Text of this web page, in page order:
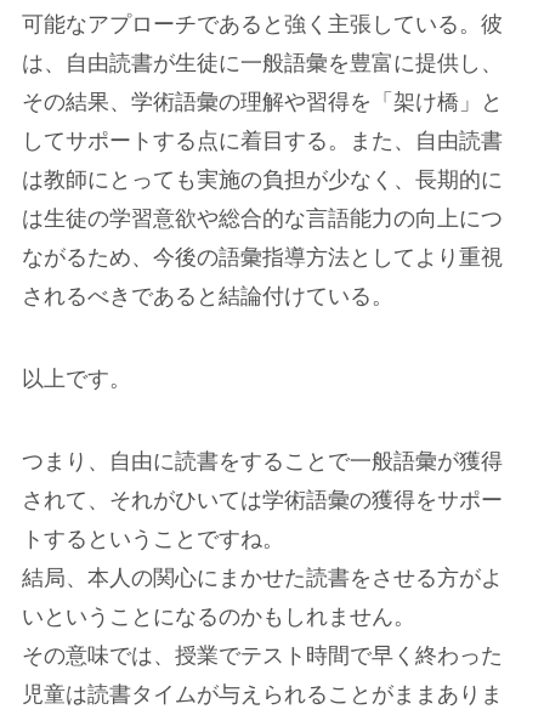
可能なアプローチであると強く主張している。彼
は、自由読書が生徒に一般語彙を豊富に提供し、
その結果、学術語彙の理解や習得を「架け橋」と
してサポートする点に着目する。また、自由読書
は教師にとっても実施の負担が少なく、長期的に
は生徒の学習意欲や総合的な言語能力の向上につ
ながるため、今後の語彙指導方法としてより重視
されるべきであると結論付けている。
以上です。
つまり、自由に読書をすることで一般語彙が獲得
されて、それがひいては学術語彙の獲得をサポー
トするということですね。
結局、本人の関心にまかせた読書をさせる方がよ
いということになるのかもしれません。
その意味では、授業でテスト時間で早く終わった
児童は読書タイムが与えられることがままありま